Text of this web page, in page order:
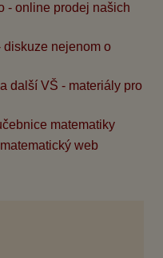
- online prodej našich
diskuze nejenom o
další VŠ - materiály pro
matematiky
web